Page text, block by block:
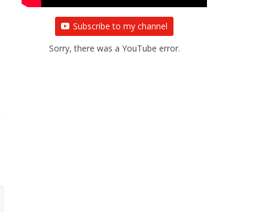
Subscribe to my channel
Sorry, there was a YouTube error.